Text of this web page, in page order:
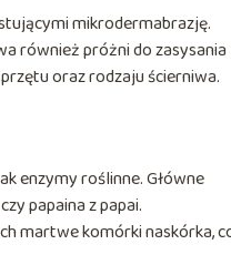
mikrodermabrazję.
również próżni do zasysania
oraz rodzaju ścierniwa.
enzymy roślinne. Główne
papaina z papai.
martwe komórki naskórka,